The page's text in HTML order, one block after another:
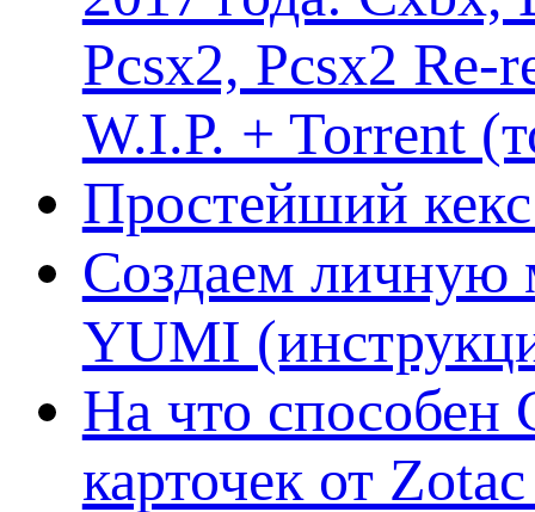
Pcsx2, Pcsx2
W.I.P. + Torrent
Простейший кекс
Создаем личную
YUMI
На что способен
карточек от